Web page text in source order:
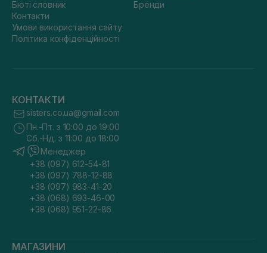
Бюті словник
Контакти
Умови використання сайту
Політика конфіденційності
Бренди
КОНТАКТИ
sisters.co.ua@gmail.com
Пн.-Пт. з 10:00 до 19:00
Сб.-Нд. з 11:00 до 18:00
Менеджер
+38 (097) 612-54-81
+38 (097) 788-12-88
+38 (097) 983-41-20
+38 (068) 693-46-00
+38 (068) 951-22-86
МАГАЗИНИ